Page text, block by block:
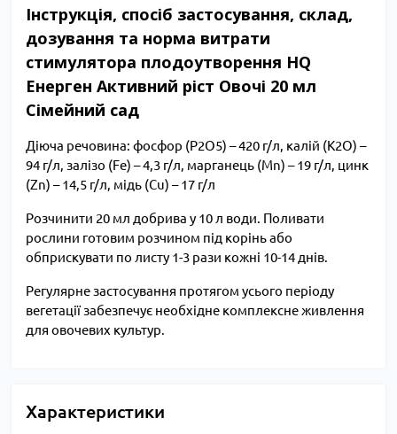
Інструкція, спосіб застосування, склад,
дозування та норма витрати
стимулятора плодоутворення HQ
Енерген Активний ріст Овочі 20 мл
Сімейний сад
Діюча речовина: фосфор (P2O5) – 420 г/л, калій (К2О) –
94 г/л, залізо (Fe) – 4,3 г/л, марганець (Mn) – 19 г/л, цинк
(Zn) – 14,5 г/л, мідь (Cu) – 17 г/л
Розчинити 20 мл добрива у 10 л води. Поливати
рослини готовим розчином під корінь або
обприскувати по листу 1-3 рази кожні 10-14 днів.
Регулярне застосування протягом усього періоду
вегетації забезпечує необхідне комплексне живлення
для овочевих культур.
Характеристики